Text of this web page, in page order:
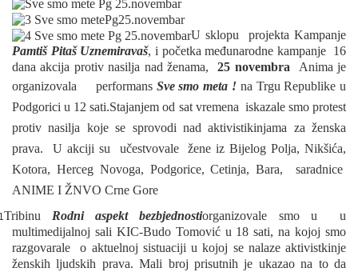
U sklopu projekta Kampanje
Pamtiš Pitaš Uznemiravaš, i početka međunarodne kampanje 16
dana akcija protiv nasilja nad ženama,25 novembra Anima je
organizovala
performans Sve smo meta ! na Trgu Republike u
Podgorici u 12 sati.Stajanjem od sat vremena iskazale smo protest
protiv nasilja koje se sprovodi nad aktivistikinjama za ženska
prava. U akciji su učestvovale žene iz Bijelog Polja, Nikšića,
Kotora, Herceg Novoga, Podgorice, Cetinja, Bara, saradnice
ANIME I ŽNVO Crne Gore
Tribinu Rodni aspekt bezbjednostiorganizovale smo u u
multimedijalnoj sali KIC-Budo Tomović u 18 sati, na kojoj smo
razgovarale o aktuelnoj sistuaciji u kojoj se nalaze aktivistkinje
ženskih ljudskih prava. Mali broj prisutnih je ukazao na to da